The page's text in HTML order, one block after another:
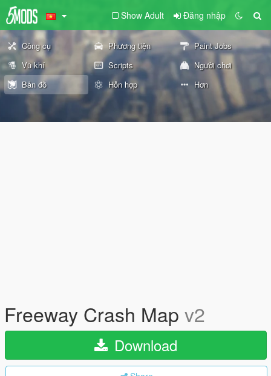
Show Adult Đăng nhập
Công cụ Phương tiện
Paint Jobs
Vũ khí
Scripts
Người chơi
Bản đồ
Hỗn hợp Hơn
Freeway Crash Map v2
Download